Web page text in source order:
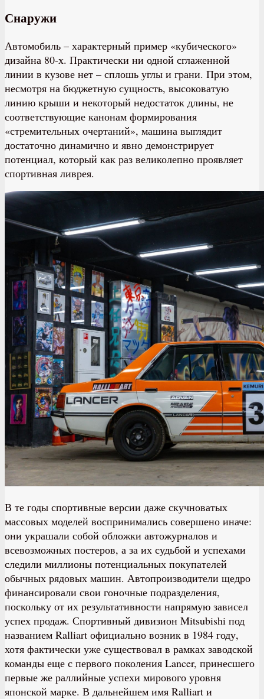
Снаружи
Автомобиль – характерный пример «кубического»
дизайна 80-х. Практически ни одной сглаженной
линии в кузове нет – сплошь углы и грани. При этом,
несмотря на бюджетную сущность, высоковатую
линию крыши и некоторый недостаток длины, не
соответствующие канонам формирования
«стремительных очертаний», машина выглядит
достаточно динамично и явно демонстрирует
потенциал, который как раз великолепно проявляет
спортивная ливрея.
В те годы спортивные версии даже скучноватых
массовых моделей воспринимались совершено иначе:
они украшали собой обложки автожурналов и
всевозможных постеров, а за их судьбой и успехами
следили миллионы потенциальных покупателей
обычных рядовых машин. Автопроизводители щедро
финансировали свои гоночные подразделения,
поскольку от их результативности напрямую зависел
успех продаж. Спортивный дивизион Mitsubishi под
названием Ralliart официально возник в 1984 году,
хотя фактически уже существовал в рамках заводской
команды еще с первого поколения Lancer, принесшего
первые же раллийные успехи мирового уровня
японской марке. В дальнейшем имя Ralliart и